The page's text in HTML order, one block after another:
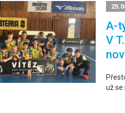
A-
V
už se